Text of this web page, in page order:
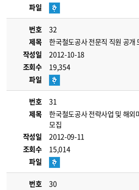
파일
번호
32
제목
한국철도공사 전문직 직원 공개
작성일
2012-10-18
조회수
19,354
파일
번호
31
제목
한국철도공사 전략사업 및 해외
모집
작성일
2012-09-11
조회수
15,014
파일
번호
30